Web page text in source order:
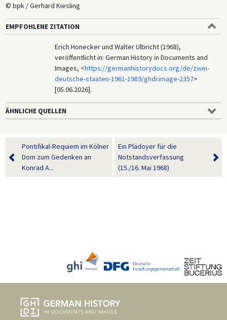
© bpk / Gerhard Kiesling
EMPFOHLENE ZITATION
Erich Honecker und Walter Ulbricht (1968),
veröffentlicht in: German History in Documents and
Images, <https://germanhistorydocs.org/de/zwei-
deutsche-staaten-1961-1989/ghdi:image-2357>
[05.06.2026].
ÄHNLICHE QUELLEN
Pontifikal-Requiem im Kölner
Dom zum Gedenken an
Konrad A...
Ein Plädoyer für die
Notstandsverfassung
(15./16. Mai 1968)